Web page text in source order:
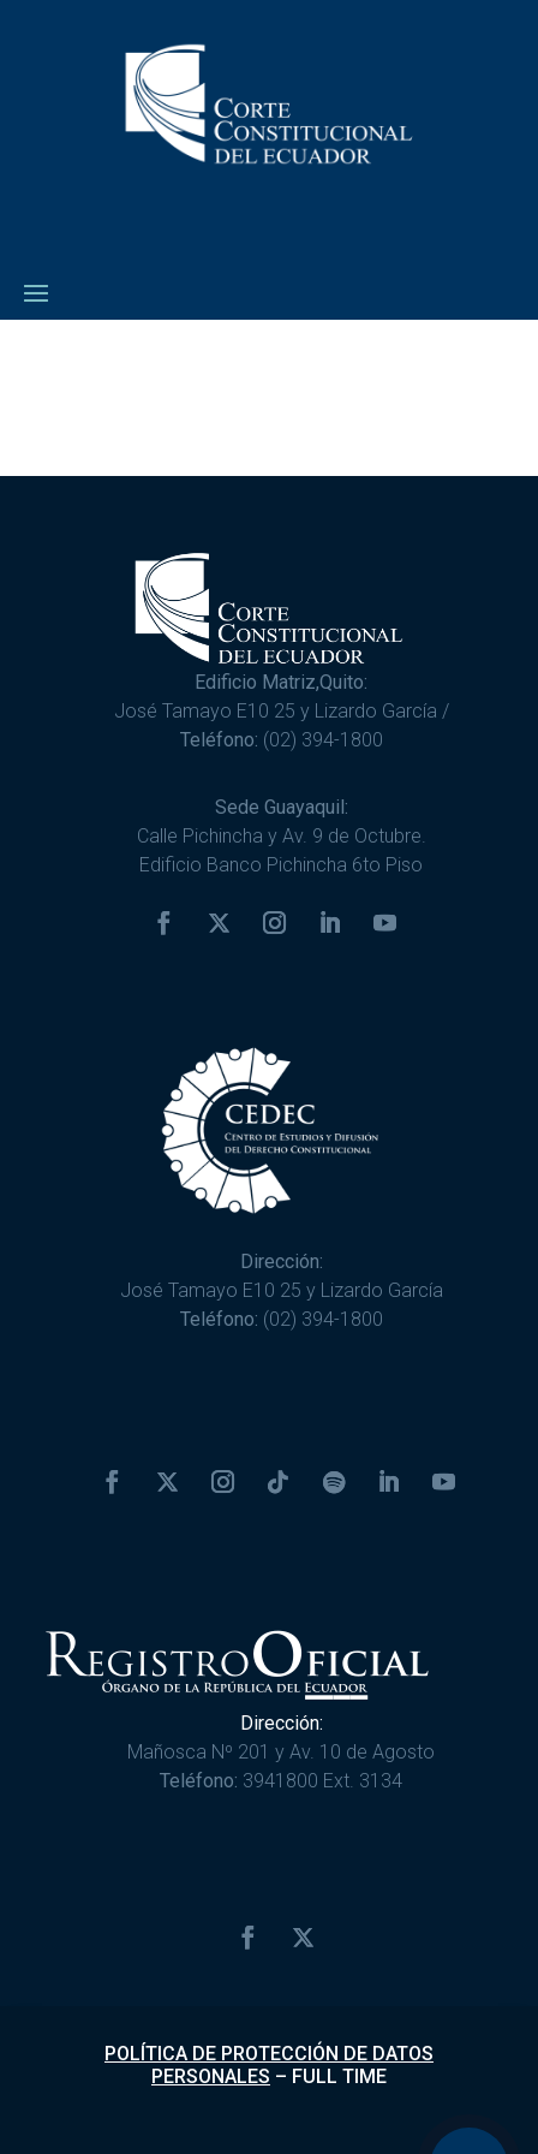
Edificio Matriz,Quito:
José Tamayo E10 25 y Lizardo García /
Teléfono: (02) 394-1800
Sede Guayaquil:
Calle Pichincha y Av. 9 de Octubre.
Edificio Banco Pichincha 6to Piso
Dirección:
José Tamayo E10 25 y Lizardo García
Teléfono: (02) 394-1800
Dirección:
Mañosca Nº 201 y Av. 10 de Agosto
Teléfono: 3941800 Ext. 3134
POLÍTICA DE PROTECCIÓN DE DATOS
PERSONALES – FULL TIME